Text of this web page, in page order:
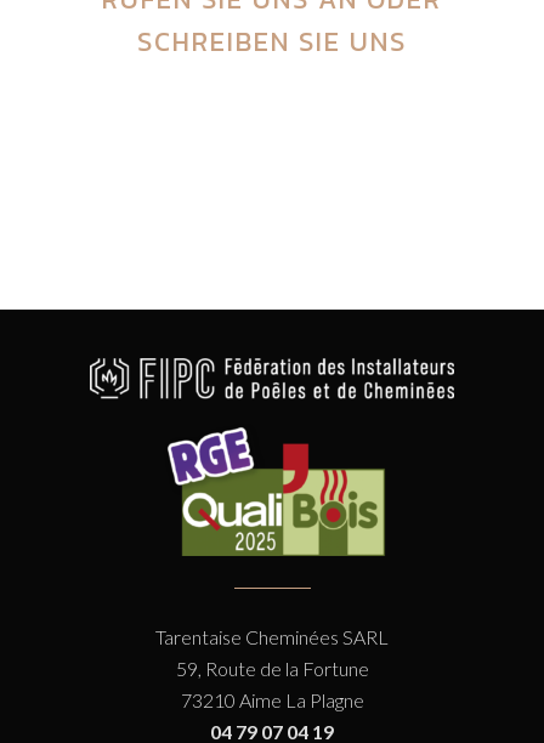
SCHREIBEN SIE UNS
Tarentaise Cheminées SARL
59, Route de la Fortune
73210 Aime La Plagne
04 79 07 04 19